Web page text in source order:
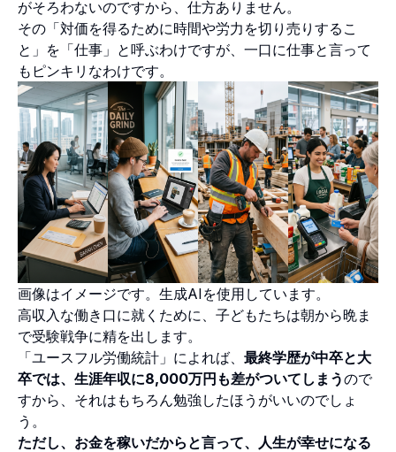
がそろわないのですから、仕方ありません。
その「対価を得るために時間や労力を切り売りするこ
と」を「仕事」と呼ぶわけですが、一口に仕事と言って
もピンキリなわけです。
画像はイメージです。生成AIを使用しています。
高収入な働き口に就くために、子どもたちは朝から晩ま
で受験戦争に精を出します。
「ユースフル労働統計」によれば、 最終学歴が中卒と大
卒では、生涯年収に8,000万円も差がついてしまうので
すから、それはもちろん勉強したほうがいいのでしょ
う。
ただし、お金を稼いだからと言って、人生が幸せになる